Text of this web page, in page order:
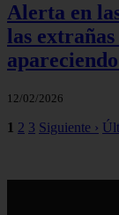
Alerta en
las extrañas
12/02/2026
1 2 3 Siguiente ›